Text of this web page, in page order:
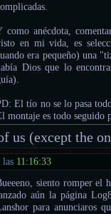
como anécdota,
en mi vida, es
era pequeño) una
Dios que lo
El tío no se lo pasa
montaje es todo seguido
us (except the
las 11:16:33
siento romper el
aún la página
para anunciaros